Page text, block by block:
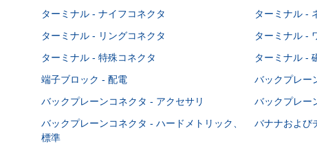
ターミナル - ナイフコネクタ ターミナル -
ターミナル - リングコネクタ
ターミナル -
ターミナル - 特殊コネクタ
ターミナル -
端子ブロック - 配電
バックプレー
バックプレーンコネクタ - アクセサリ
バックプレー
バックプレーンコネクタ - ハードメトリック、
標準
バナナおよび